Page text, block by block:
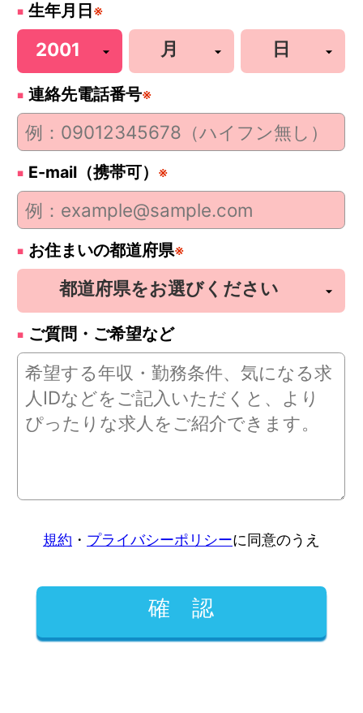
生年月日 ※
連絡先電話番号※
E-mail（携帯可） ※
お住まいの都道府県※
ご質問・ご希望など
規約 ・ プライバシーポリシーに同意のうえ